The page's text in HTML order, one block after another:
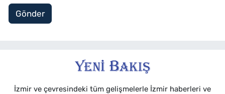
Gönder
İzmir ve çevresindeki tüm gelişmelerle İzmir haberleri ve